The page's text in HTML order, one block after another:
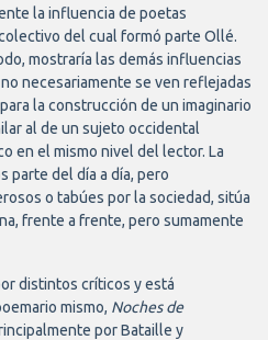
la influencia de poetas
del cual formó parte Ollé.
mostraría las demás influencias
necesariamente se ven reflejadas
la construcción de un imaginario
al de un sujeto occidental
en el mismo nivel del lector. La
parte del día a día, pero
o tabúes por la sociedad, sitúa
frente a frente, pero sumamente
distintos críticos y está
mismo, Noches de
por Bataille y